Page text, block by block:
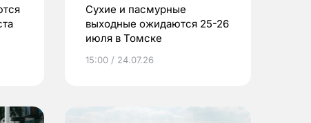
Сухие и пасмурные
выходные ожидаются 25-26
июля в Томске
15:00 / 24.07.26